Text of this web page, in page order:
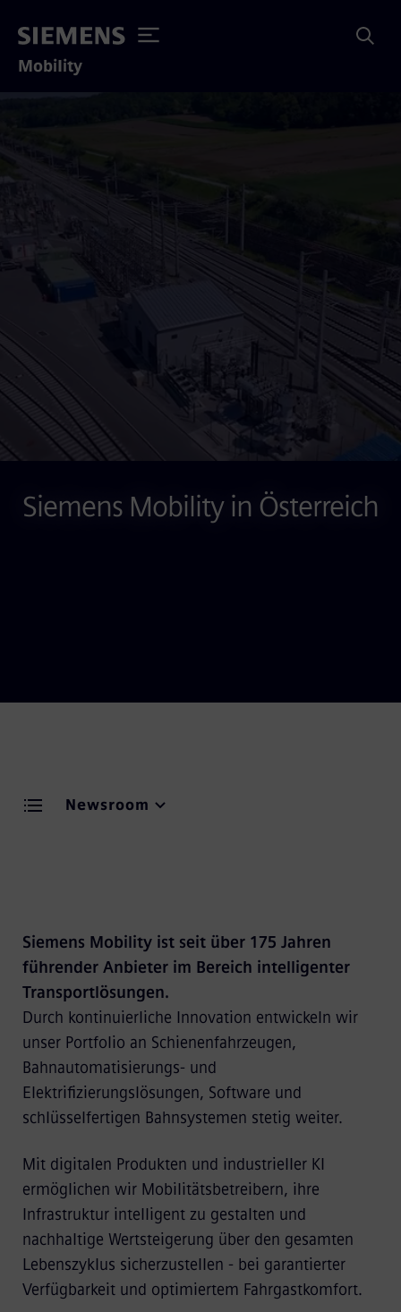
Mobility
Siemens Mobility in Österreich
Newsroom
Siemens Mobility ist seit über 175 Jahren
führender Anbieter im Bereich intelligenter
Transportlösungen.
Durch kontinuierliche Innovation entwickeln wir
unser Portfolio an Schienenfahrzeugen,
Bahnautomatisierungs- und
Elektrifizierungslösungen, Software und
schlüsselfertigen Bahnsystemen stetig weiter.
Mit digitalen Produkten und industrieller KI
ermöglichen wir Mobilitätsbetreibern, ihre
Infrastruktur intelligent zu gestalten und
nachhaltige Wertsteigerung über den gesamten
Lebenszyklus sicherzustellen - bei garantierter
Verfügbarkeit und optimiertem Fahrgastkomfort.